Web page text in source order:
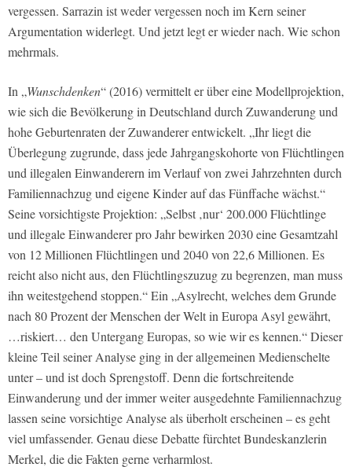
vergessen. Sarrazin ist weder vergessen noch im Kern seiner
Argumentation widerlegt. Und jetzt legt er wieder nach. Wie schon
mehrmals.
In „Wunschdenken“ (2016) vermittelt er über eine Modellprojektion,
wie sich die Bevölkerung in Deutschland durch Zuwanderung und
hohe Geburtenraten der Zuwanderer entwickelt. „Ihr liegt die
Überlegung zugrunde, dass jede Jahrgangskohorte von Flüchtlingen
und illegalen Einwanderern im Verlauf von zwei Jahrzehnten durch
Familiennachzug und eigene Kinder auf das Fünffache wächst.“
Seine vorsichtigste Projektion: „Selbst ‚nur‘ 200.000 Flüchtlinge
und illegale Einwanderer pro Jahr bewirken 2030 eine Gesamtzahl
von 12 Millionen Flüchtlingen und 2040 von 22,6 Millionen. Es
reicht also nicht aus, den Flüchtlingszuzug zu begrenzen, man muss
ihn weitestgehend stoppen.“ Ein „Asylrecht, welches dem Grunde
nach 80 Prozent der Menschen der Welt in Europa Asyl gewährt,
…riskiert… den Untergang Europas, so wie wir es kennen.“ Dieser
kleine Teil seiner Analyse ging in der allgemeinen Medienschelte
unter – und ist doch Sprengstoff. Denn die fortschreitende
Einwanderung und der immer weiter ausgedehnte Familiennachzug
lassen seine vorsichtige Analyse als überholt erscheinen – es geht
viel umfassender. Genau diese Debatte fürchtet Bundeskanzlerin
Merkel, die die Fakten gerne verharmlost.